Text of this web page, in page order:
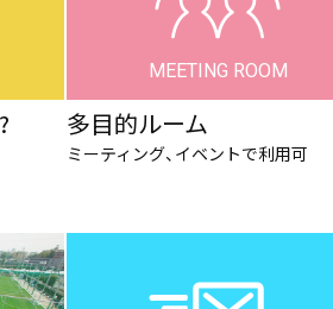
MEETING ROOM
多目的ルーム
ミーティング、イベントで利用可